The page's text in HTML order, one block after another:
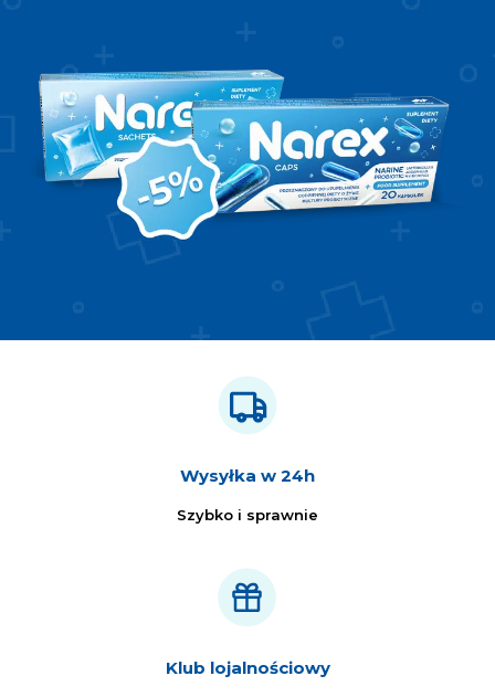
Wysyłka w 24h
Szybko i sprawnie
Klub lojalnościowy